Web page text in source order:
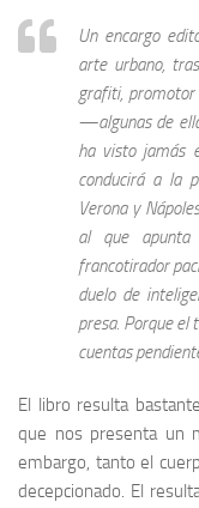
Un encargo
arte urbano,
grafiti, promotor
—algunas de
ha visto jamás
conducirá a la
Verona y
al que
francotirador
duelo de
presa. Porque el
cuentas
El libro resulta
que nos presenta un
embargo, tanto el
decepcionado. El